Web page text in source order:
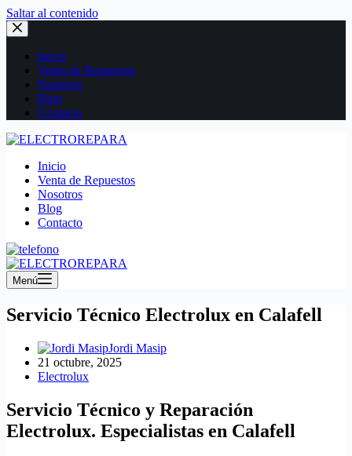
Saltar al contenido
Inicio
Venta de Repuestos
Nosotros
Blog
Contacto
Inicio
Venta de Repuestos
Nosotros
Blog
Contacto
Menú
Servicio Técnico Electrolux en Calafell
Jordi Masip
21 octubre, 2025
Electrolux
Servicio Técnico y Reparación
Electrolux. Especialistas en Calafell